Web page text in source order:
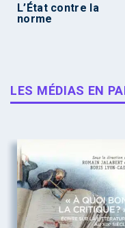
L’État contre la
norme
LES MÉDIAS EN